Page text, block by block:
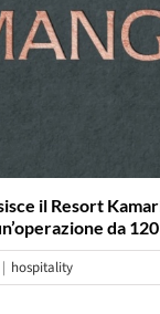
il Resort
da
| hospitality